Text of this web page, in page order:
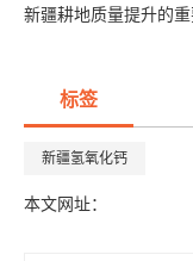
新疆耕地质量提升的重
标签
新疆氢氧化钙
本文网址：